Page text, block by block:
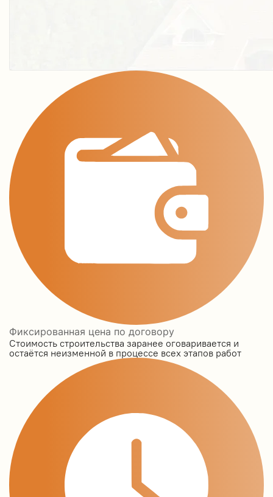
Фиксированная цена по договору
Стоимость строительства заранее оговаривается и
остаётся неизменной в процессе всех этапов работ